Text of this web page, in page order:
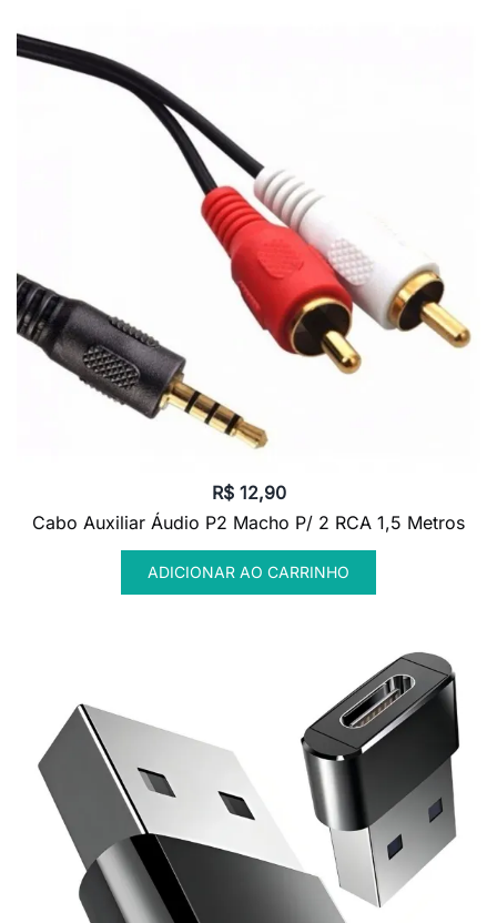
R$12,90
Cabo Auxiliar Áudio P2 Macho P/ 2 RCA 1,5 Metros
ADICIONAR AO CARRINHO